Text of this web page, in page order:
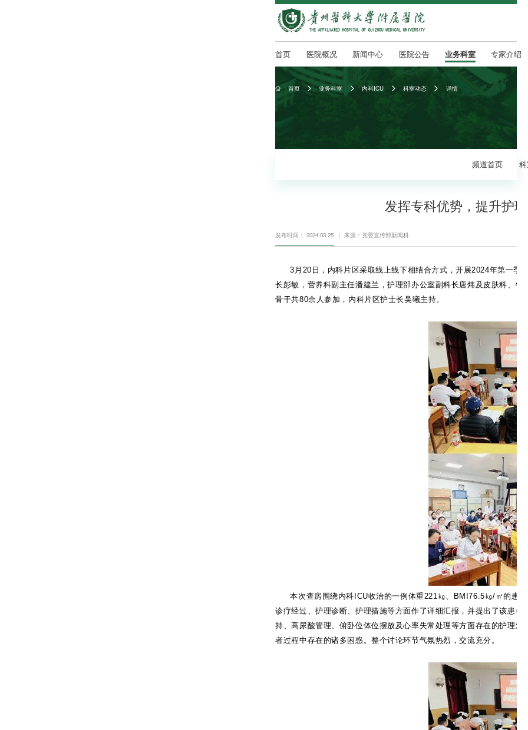
首页 医院概况 新闻中心 医院公告 业务科室 专家介绍
 首页  业务科室  内科ICU  科室动态  详情
频道首页
发挥专科优势，提升护
发布时间： 2024.03.25 来源：党委宣传部新闻科
3月20日，内科片区采取线上线下相结合方式，开展2024年第一
长彭敏，营养科副主任潘建兰，护理部办公室副科长唐炜及皮肤科、
骨干共80余人参加，内科片区护士长吴曦主持。
本次查房围绕内科ICU收治的一例体重221㎏、BMI76.5㎏/㎡的患
诊疗经过、护理诊断、护理措施等方面作了详细汇报，并提出了该患
持、高尿酸管理、俯卧位体位摆放及心率失常处理等方面存在的护理
者过程中存在的诸多困惑。整个讨论环节气氛热烈，交流充分。